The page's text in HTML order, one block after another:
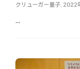
クリューガー量子 2022
...